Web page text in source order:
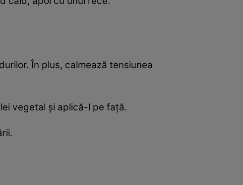
În plus, calmează tensiunea
vegetal şi aplică-l pe faţă.